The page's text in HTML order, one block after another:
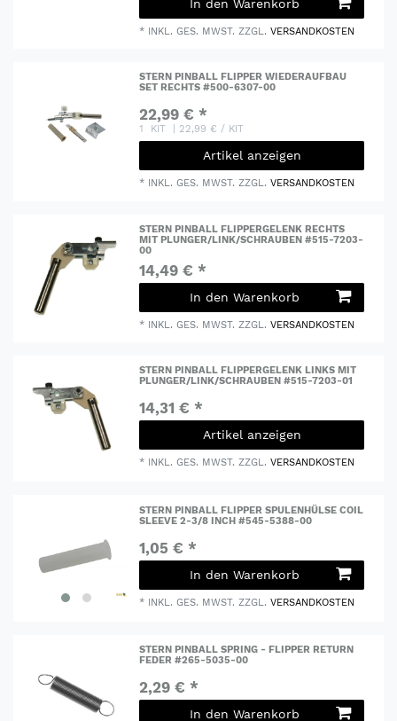
In den Warenkorb
* INKL. GES. MWST. ZZGL.VERSANDKOSTEN
STERN PINBALL FLIPPER WIEDERAUFBAU
SET RECHTS #500-6307-00
22,99 € *
1 KIT | 22,99 € / KIT
Artikel anzeigen
* INKL. GES. MWST. ZZGL.VERSANDKOSTEN
STERN PINBALL FLIPPERGELENK RECHTS
MIT PLUNGER/LINK/SCHRAUBEN #515-7203-
00
14,49 € *
In den Warenkorb
* INKL. GES. MWST. ZZGL.VERSANDKOSTEN
STERN PINBALL FLIPPERGELENK LINKS MIT
PLUNGER/LINK/SCHRAUBEN #515-7203-01
14,31 € *
Artikel anzeigen
* INKL. GES. MWST. ZZGL.VERSANDKOSTEN
STERN PINBALL FLIPPER SPULENHÜLSE COIL
SLEEVE 2-3/8 INCH #545-5388-00
1,05 € *
In den Warenkorb
* INKL. GES. MWST. ZZGL.VERSANDKOSTEN
STERN PINBALL SPRING - FLIPPER RETURN
FEDER #265-5035-00
2,29 € *
In den Warenkorb